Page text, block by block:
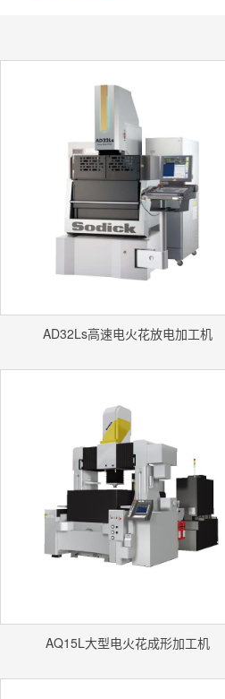
AD32Ls高速电火花放电加工机
AQ15L大型电火花成形加工机